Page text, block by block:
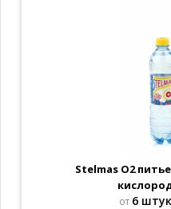
Stelmas O2
от 6